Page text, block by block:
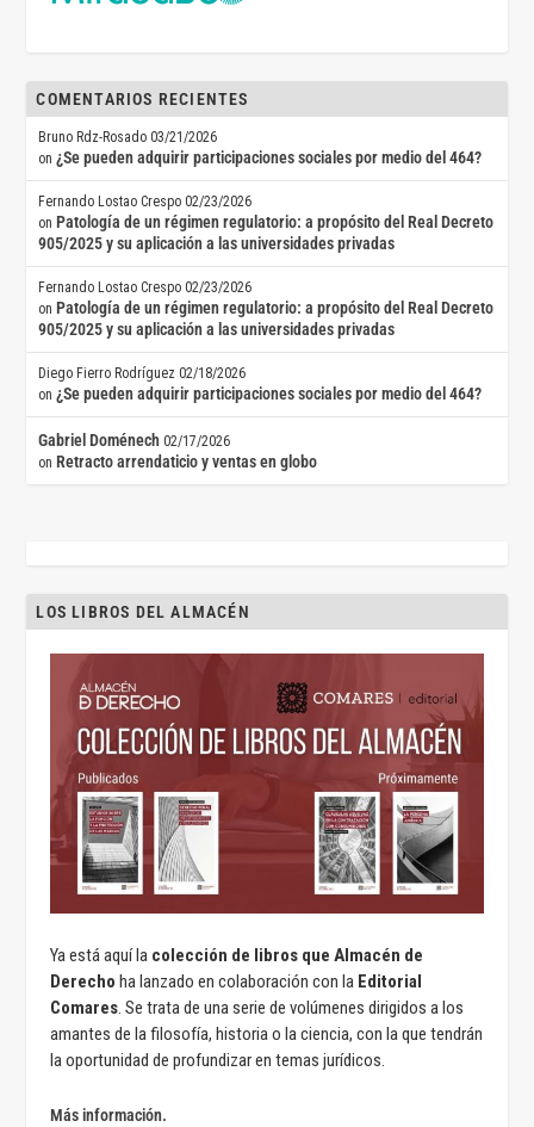
COMENTARIOS RECIENTES
Bruno Rdz-Rosado 03/21/2026
on¿Se pueden adquirir participaciones sociales por medio del 464?
Fernando Lostao Crespo 02/23/2026
on Patología de un régimen regulatorio: a propósito del Real Decreto
905/2025 y su aplicación a las universidades privadas
Fernando Lostao Crespo 02/23/2026
on Patología de un régimen regulatorio: a propósito del Real Decreto
905/2025 y su aplicación a las universidades privadas
Diego Fierro Rodríguez 02/18/2026
on¿Se pueden adquirir participaciones sociales por medio del 464?
Gabriel Doménech 02/17/2026
on Retracto arrendaticio y ventas en globo
LOS LIBROS DEL ALMACÉN
Ya está aquí la colección de libros que Almacén de
Derecho ha lanzado en colaboración con la Editorial
Comares. Se trata de una serie de volúmenes dirigidos a los
amantes de la filosofía, historia o la ciencia, con la que tendrán
la oportunidad de profundizar en temas jurídicos.
Más información.